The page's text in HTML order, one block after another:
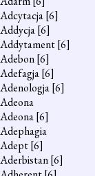
Adcytacja[6]
Addycja[6]
Addytament[6]
Adebon[6]
Adefagja[6]
Adenologja[6]
Adeona
Adeona[6]
Adephagia
Adept[6]
Aderbistan[6]